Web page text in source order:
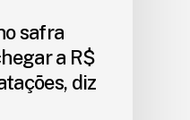
safra
a R$
diz